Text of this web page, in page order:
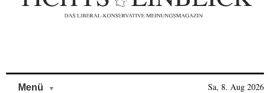
Menü Sa, 8. Aug 2026